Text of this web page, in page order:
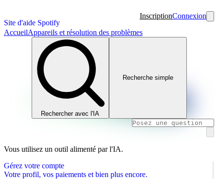
Site d'aide Spotify
InscriptionConnexion
AccueilAppareils et résolution des problèmes
Rechercher avec l'IA
Recherche simple
Vous utilisez un outil alimenté par l'IA.
Gérez votre compte
Votre profil, vos paiements et bien plus encore.